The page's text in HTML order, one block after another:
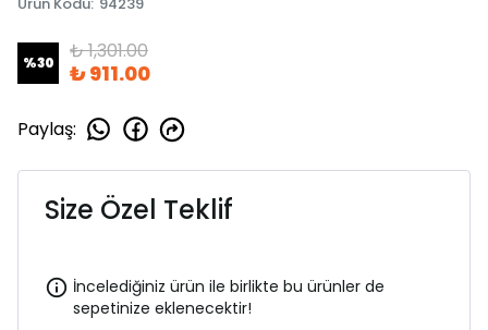
%30 ₺ 1,301.00
₺ 911.00
Paylaş:
Size Özel Teklif
İncelediğiniz ürün ile birlikte bu ürünler de
sepetinize eklenecektir!